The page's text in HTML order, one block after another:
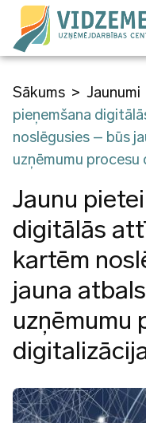
Pārlekt
galveno
Atpakaļceļš
Sākums Jaunumi
pieņemšana
noslēgusies – būs
uzņēmumu
Jaunu
digitālās
kartēm
jauna
uzņēmumu